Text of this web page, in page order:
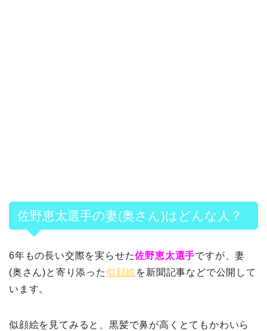
佐野恵太選手の妻(奥さん)はどんな人？
6年もの長い交際を実らせた佐野恵太選手ですが、妻
(奥さん)と寄り添った似顔絵を新聞記事などで公開して
います。
似顔絵を見てみると、黒髪で鼻が高くとてもかわいら